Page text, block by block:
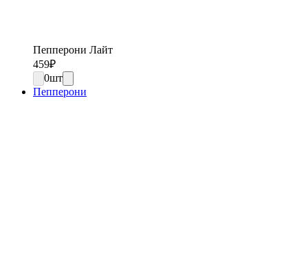
Пепперони Лайт
459₽
0шт
Пепперони